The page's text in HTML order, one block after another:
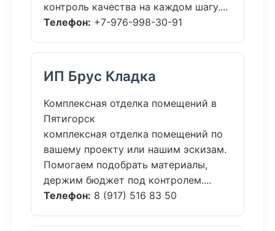
контроль качества на каждом шагу....
Телефон: +7-976-998-30-91
ИП Брус Кладка
Комплексная отделка помещений в
Пятигорск
комплексная отделка помещений по
вашему проекту или нашим эскизам.
Помогаем подобрать материалы,
держим бюджет под контролем....
Телефон: 8 (917) 516 83 50